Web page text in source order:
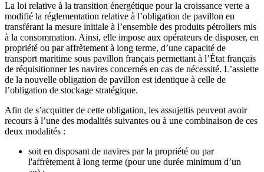
La loi relative à la transition énergétique pour la croissance verte a
modifié la réglementation relative à l’obligation de pavillon en
transférant la mesure initiale à l’ensemble des produits pétroliers mis
à la consommation. Ainsi, elle impose aux opérateurs de disposer, en
propriété ou par affrètement à long terme, d’une capacité de
transport maritime sous pavillon français permettant à l’État français
de réquisitionner les navires concernés en cas de nécessité. L’assiette
de la nouvelle obligation de pavillon est identique à celle de
l’obligation de stockage stratégique.
Afin de s’acquitter de cette obligation, les assujettis peuvent avoir
recours à l’une des modalités suivantes ou à une combinaison de ces
deux modalités :
soit en disposant de navires par la propriété ou par
l'affrètement à long terme (pour une durée minimum d’un